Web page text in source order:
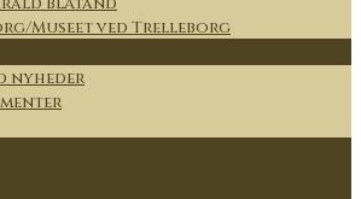
Museet ved Trelleborg
nyheder